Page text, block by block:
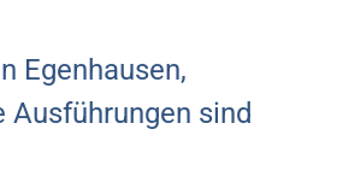
Egenhausen,
Ausführungen sind